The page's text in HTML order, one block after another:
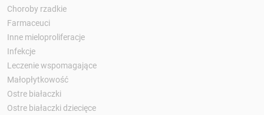
Choroby rzadkie
Farmaceuci
Inne mieloproliferacje
Infekcje
Leczenie wspomagające
Małopłytkowość
Ostre białaczki
Ostre białaczki dziecięce